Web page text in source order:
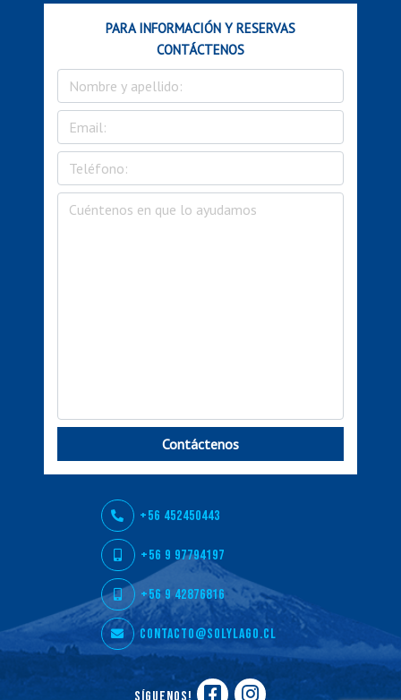
PARA INFORMACIÓN Y RESERVAS
CONTÁCTENOS
Contáctenos
+56 452450443
+56 9 97794197
+56 9 42876816
contacto@solylago.cl